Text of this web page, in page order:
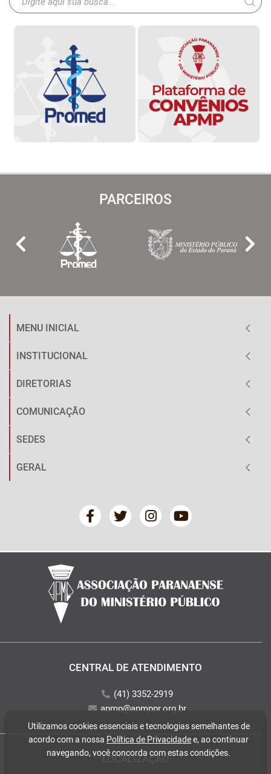
PARCEIROS
MENU INICIAL
INSTITUCIONAL
DIRETORIAS
COMUNICAÇÃO
SEDES
GERAL
CENTRAL DE ATENDIMENTO
(41) 3352-2919
apmp@apmppr.org.br
LOCALIZAÇÃO
Utilizamos cookies essenciais e tecnologias semelhantes de
acordo com a nossa Política de Privacidadee, ao continuar
navegando, você concorda com estas condições.